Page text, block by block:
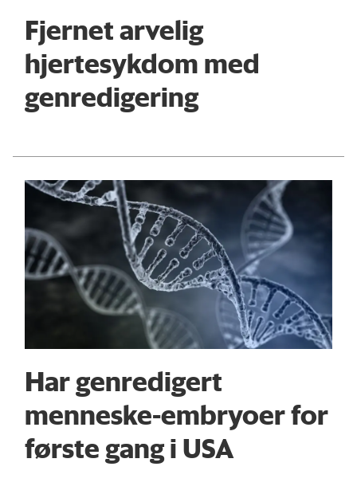
Fjernet arvelig
hjertesykdom med
genredigering
Har genredigert
menneske-embryoer for
første gang i USA